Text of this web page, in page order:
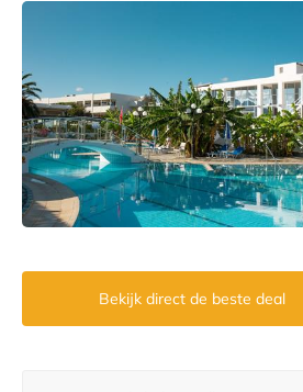
Bekijk direct de beste deal